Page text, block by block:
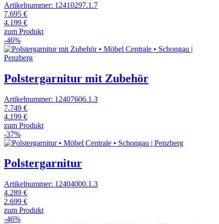
Artikelnummer: 12410297.1.7
7.695 €
4.199 €
zum Produkt
-46%
Polstergarnitur mit Zubehör
Artikelnummer: 12407606.1.3
7.749 €
4.199 €
zum Produkt
-37%
Polstergarnitur
Artikelnummer: 12404000.1.3
4.289 €
2.699 €
zum Produkt
-46%